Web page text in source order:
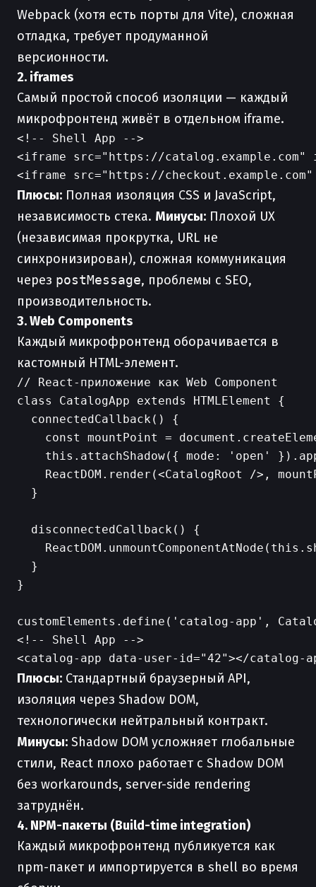
Webpack (хотя есть порты для Vite), сложная
отладка, требует продуманной
версионности.
2. iframes
Самый простой способ изоляции — каждый
микрофронтенд живёт в отдельном iframe.
<!-- Shell App -->
<iframe src="https://catalog.example.com"
Плюсы: Полная изоляция CSS и JavaScript,
независимость стека. Минусы: Плохой UX
(независимая прокрутка, URL не
синхронизирован), сложная коммуникация
через postMessage, проблемы с SEO,
производительность.
3. Web Components
Каждый микрофронтенд оборачивается в
кастомный HTML-элемент.
// React-приложение как Web Component
class CatalogApp extends HTMLElement {
  connectedCallback() {
const mountPoint =
this.attachShadow({ mode: 'open'
ReactDOM.render(<CatalogRoot />,
  }
  disconnectedCallback() {
  }
}
<!-- Shell App -->
Плюсы: Стандартный браузерный API,
изоляция через Shadow DOM,
технологически нейтральный контракт.
Минусы: Shadow DOM усложняет глобальные
стили, React плохо работает с Shadow DOM
без workarounds, server-side rendering
затруднён.
4. NPM-пакеты (Build-time integration)
Каждый микрофронтенд публикуется как
npm-пакет и импортируется в shell во время